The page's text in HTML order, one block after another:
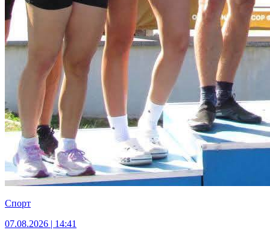
Спорт
07.08.2026 | 14:41